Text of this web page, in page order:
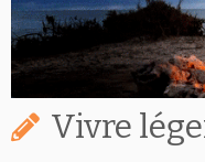
Vivre